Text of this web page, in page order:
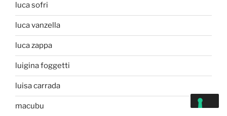
luca sofri
luca vanzella
luca zappa
luigina foggetti
luisa carrada
macubu